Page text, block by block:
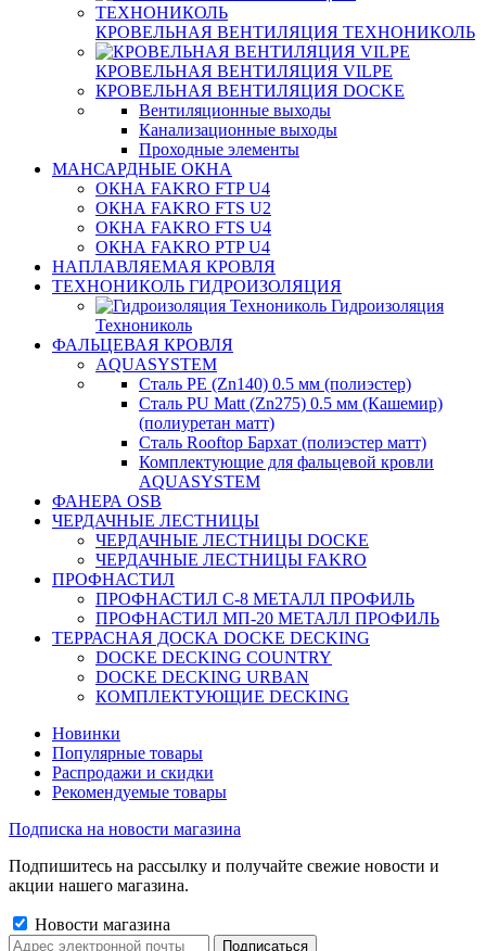
КРОВЕЛЬНАЯ ВЕНТИЛЯЦИЯ ТЕХНОНИКОЛЬ
КРОВЕЛЬНАЯ ВЕНТИЛЯЦИЯ VILPE
КРОВЕЛЬНАЯ ВЕНТИЛЯЦИЯ DOCKE
Вентиляционные выходы
Канализационные выходы
Проходные элементы
МАНСАРДНЫЕ ОКНА
ОКНА FAKRO FTP U4
ОКНА FAKRO FTS U2
ОКНА FAKRO FTS U4
ОКНА FAKRO PTP U4
НАПЛАВЛЯЕМАЯ КРОВЛЯ
ТЕХНОНИКОЛЬ ГИДРОИЗОЛЯЦИЯ
Гидроизоляция
Технониколь
ФАЛЬЦЕВАЯ КРОВЛЯ
AQUASYSTEM
Сталь PE (Zn140) 0.5 мм (полиэстер)
Сталь PU Matt (Zn275) 0.5 мм (Кашемир)
(полиуретан матт)
Сталь Rooftop Бархат (полиэстер матт)
Комплектующие для фальцевой кровли
AQUASYSTEM
ФАНЕРА OSB
ЧЕРДАЧНЫЕ ЛЕСТНИЦЫ
ЧЕРДАЧНЫЕ ЛЕСТНИЦЫ DOCKE
ЧЕРДАЧНЫЕ ЛЕСТНИЦЫ FAKRO
ПРОФНАСТИЛ
ПРОФНАСТИЛ C-8 МЕТАЛЛ ПРОФИЛЬ
ПРОФНАСТИЛ МП-20 МЕТАЛЛ ПРОФИЛЬ
ТЕРРАСНАЯ ДОСКА DOCKE DECKING
DOCKE DECKING COUNTRY
DOCKE DECKING URBAN
КОМПЛЕКТУЮЩИЕ DECKING
Новинки
Популярные товары
Распродажи и скидки
Рекомендуемые товары
Подписка на новости магазина
Подпишитесь на рассылку и получайте свежие новости и
акции нашего магазина.
Новости магазина